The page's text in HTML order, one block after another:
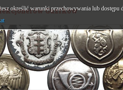
Guzików
określić warunki przechowywania lub dostępu